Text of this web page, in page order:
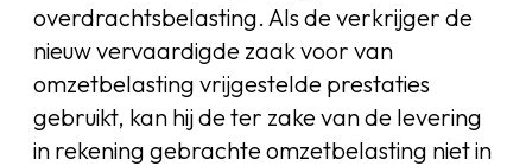
overdrachtsbelasting. Als de verkrijger de
nieuw vervaardigde zaak voor van
omzetbelasting vrijgestelde prestaties
gebruikt, kan hij de ter zake van de levering
in rekening gebrachte omzetbelasting niet in